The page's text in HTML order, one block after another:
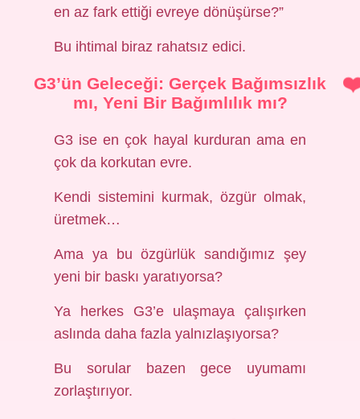
en az fark ettiği evreye dönüşürse?”
Bu ihtimal biraz rahatsız edici.
G3’ün Geleceği: Gerçek Bağımsızlık
mı, Yeni Bir Bağımlılık mı?
G3 ise en çok hayal kurduran ama en
çok da korkutan evre.
Kendi sistemini kurmak, özgür olmak,
üretmek…
Ama ya bu özgürlük sandığımız şey
yeni bir baskı yaratıyorsa?
Ya herkes G3’e ulaşmaya çalışırken
aslında daha fazla yalnızlaşıyorsa?
Bu sorular bazen gece uyumamı
zorlaştırıyor.